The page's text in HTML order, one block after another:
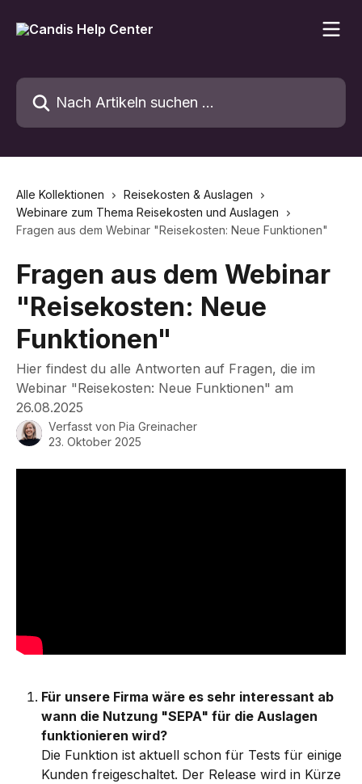
Nach Artikeln suchen …
Alle Kollektionen
Reisekosten & Auslagen
Webinare zum Thema Reisekosten und Auslagen
Fragen aus dem Webinar "Reisekosten: Neue Funktionen"
Fragen aus dem Webinar
"Reisekosten: Neue
Funktionen"
Hier findest du alle Antworten auf Fragen, die im
Webinar "Reisekosten: Neue Funktionen" am
26.08.2025
Verfasst von Pia Greinacher
23. Oktober 2025
Für unsere Firma wäre es sehr interessant ab
wann die Nutzung "SEPA" für die Auslagen
funktionieren wird?
Die Funktion ist aktuell schon für Tests für einige
Kunden freigeschaltet. Der Release wird in Kürze